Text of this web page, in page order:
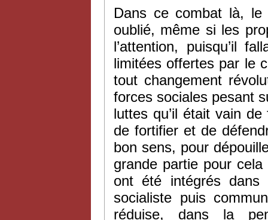
Dans ce combat là, le
oublié, même si les
l’attention, puisqu’il
limitées offertes par le
tout changement
forces sociales pesant
luttes qu’il était vain
de fortifier et de
bon sens, pour
grande partie pour
ont été intégrés
socialiste puis
réduise, dans la